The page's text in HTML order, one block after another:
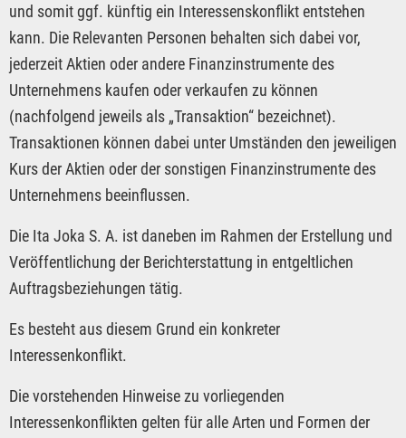
und somit ggf. künftig ein Interessenskonflikt entstehen
kann. Die Relevanten Personen behalten sich dabei vor,
jederzeit Aktien oder andere Finanzinstrumente des
Unternehmens kaufen oder verkaufen zu können
(nachfolgend jeweils als „Transaktion“ bezeichnet).
Transaktionen können dabei unter Umständen den jeweiligen
Kurs der Aktien oder der sonstigen Finanzinstrumente des
Unternehmens beeinflussen.
Die Ita Joka S. A. ist daneben im Rahmen der Erstellung und
Veröffentlichung der Berichterstattung in entgeltlichen
Auftragsbeziehungen tätig.
Es besteht aus diesem Grund ein konkreter
Interessenkonflikt.
Die vorstehenden Hinweise zu vorliegenden
Interessenkonflikten gelten für alle Arten und Formen der